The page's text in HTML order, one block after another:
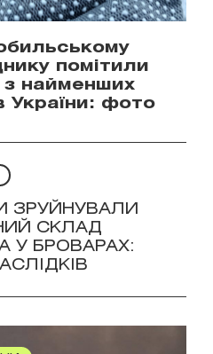
помітили
з найменших
України: фото
ЗРУЙНУВАЛИ
СКЛАД
У БРОВАРАХ: